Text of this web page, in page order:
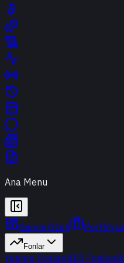
Ana Menu
Günün Özeti
Fonlar
Yatırım FonlarıBES Fonları